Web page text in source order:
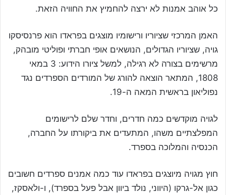
כל אוהב אמנות לא ירצה להחמיץ את החוויה הזאת.
האמן המרכזי שציוריו ורישומיו מוצגים בפראדו הוא פרנסיסקו
גויה, שציוריו הגדולים, הנושאים אופי חברתי ופוליטי מובהק,
מרשימים בצורה לא רגילה, למשל ציורו הידוע: 3 במאי
1808, המתאר הוצאה להורג של המורדים הספרדים נגד
נפוליאון בראשית המאה ה-19.
לגויה מוקדשים כמה חדרים, וחדר שלם לרישומים
המפלצתיים משהו, המתעדים את ביקורתו על החברה,
הכנסיה והמלוכה בספרד.
חוץ מגויה מיוצגים בפראדו עוד כמה אמנים ספרדים חשובים
כגון אל-גרקו (היווני, נולד ביוון אבל פעל בספרד), ו-ולאסקז,